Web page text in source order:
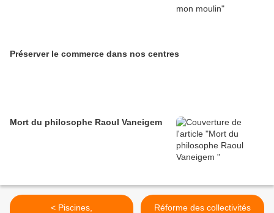
Préserver le commerce dans nos centres
Mort du philosophe Raoul Vaneigem
< Piscines,
Réforme des collectivités